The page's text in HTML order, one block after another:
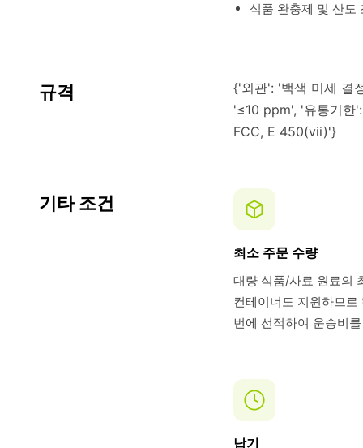
식품 완충제 및 산도
규격
{'외관': '백색 미세 결
'≤10 ppm', '유통기한
FCC, E 450(vii)'}
기타 조건
최소 주문 수량
대량 식품/사료 원료의
컨테이너도 지원하므
번에 선적하여 운송비
납기